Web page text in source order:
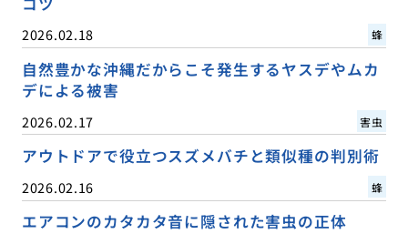
2026.02.18 蜂
自然豊かな沖縄だからこそ発生するヤスデやムカ
デによる被害
2026.02.17 害虫
アウトドアで役立つスズメバチと類似種の判別術
2026.02.16 蜂
エアコンのカタカタ音に隠された害虫の正体